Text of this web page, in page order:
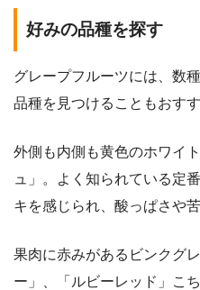
好みの品種を探す
グレープフルーツには、数
品種を見つけることもおすす
外側も内側も黄色のホワイ
ュ」。よく知られている定
キを感じられ、酸っぱさや
果肉に赤みがあるビンクグ
ー」、「ルビーレッド」こ